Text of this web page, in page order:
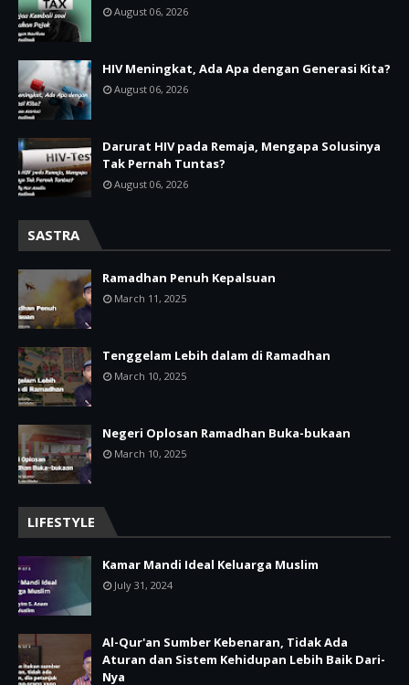
August 06, 2026
HIV Meningkat, Ada Apa dengan Generasi Kita?
August 06, 2026
Darurat HIV pada Remaja, Mengapa Solusinya
Tak Pernah Tuntas?
August 06, 2026
SASTRA
Ramadhan Penuh Kepalsuan
March 11, 2025
Tenggelam Lebih dalam di Ramadhan
March 10, 2025
Negeri Oplosan Ramadhan Buka-bukaan
March 10, 2025
LIFESTYLE
Kamar Mandi Ideal Keluarga Muslim
July 31, 2024
Al-Qur'an Sumber Kebenaran, Tidak Ada
Aturan dan Sistem Kehidupan Lebih Baik Dari-
Nya